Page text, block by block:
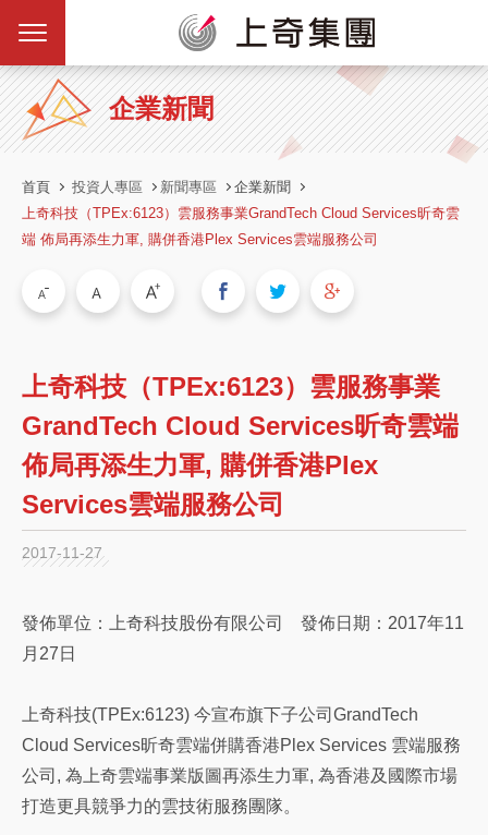
企業新聞
首頁 投資人專區 新聞專區
企業新聞
上奇科技（TPEx:6123）雲服務事業GrandTech Cloud Services昕奇雲
端 佈局再添生力軍, 購併香港Plex Services雲端服務公司
上奇科技（TPEx:6123）雲服務事業
GrandTech Cloud Services昕奇雲端
佈局再添生力軍, 購併香港Plex
Services雲端服務公司
2017-11-27
發佈單位：上奇科技股份有限公司 發佈日期：2017年11
月27日
上奇科技(TPEx:6123) 今宣布旗下子公司GrandTech
Cloud Services昕奇雲端併購香港Plex Services 雲端服務
公司, 為上奇雲端事業版圖再添生力軍, 為香港及國際市場
打造更具競爭力的雲技術服務團隊。